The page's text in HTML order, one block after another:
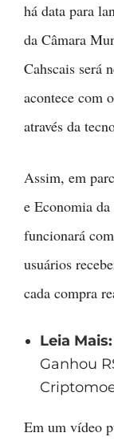
há data para
da Câmara
Cahscais será
acontece com
através da
Assim, em
e Economia
funcionará
usuários
cada compra
Leia Mais:
Ganhou
Em um vídeo